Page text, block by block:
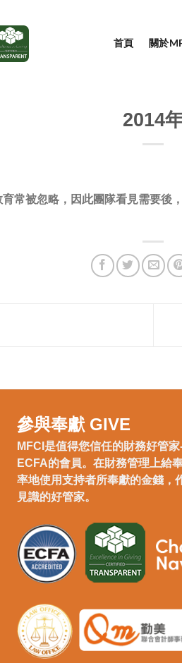
首頁 關於
2014
常被忽略，因此團隊看見需要
參與奉獻 GIVE
MFCI是值得您信任的財務好管
ECFA的會員。在財務管理上給
率地使用支持者所奉獻的金錢，
見識的好管家。